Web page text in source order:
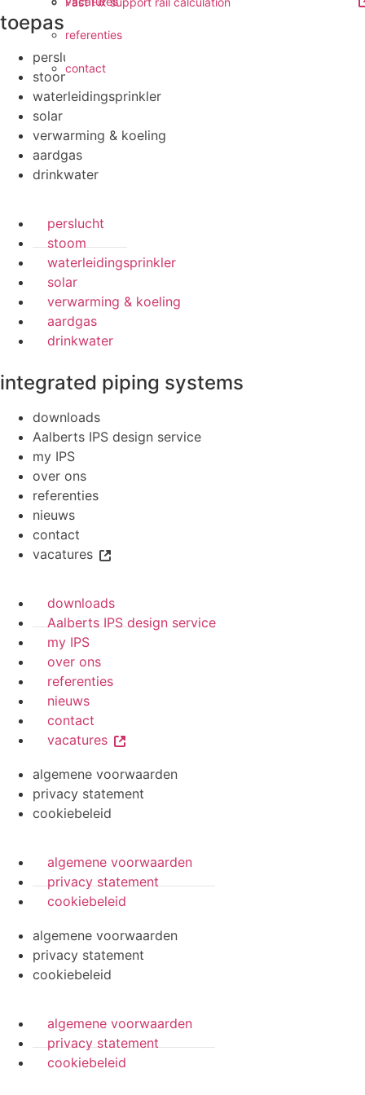
referenties
contact
toepassingen
perslucht
stoom
waterleidingsprinkler
solar
verwarming & koeling
aardgas
drinkwater
perslucht
stoom
waterleidingsprinkler
solar
verwarming & koeling
aardgas
drinkwater
integrated piping systems
downloads
Aalberts IPS design service
my IPS
over ons
referenties
nieuws
contact
vacatures
downloads
Aalberts IPS design service
my IPS
over ons
referenties
nieuws
contact
vacatures
algemene voorwaarden
privacy statement
cookiebeleid
algemene voorwaarden
privacy statement
cookiebeleid
algemene voorwaarden
privacy statement
cookiebeleid
algemene voorwaarden
privacy statement
cookiebeleid